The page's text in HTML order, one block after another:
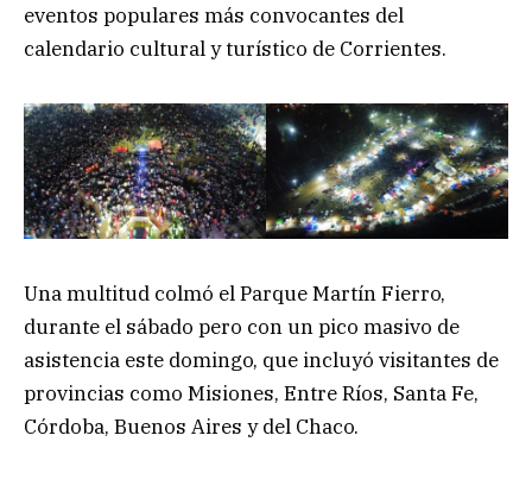
eventos populares más convocantes del
calendario cultural y turístico de Corrientes.
Una multitud colmó el Parque Martín Fierro,
durante el sábado pero con un pico masivo de
asistencia este domingo, que incluyó visitantes de
provincias como Misiones, Entre Ríos, Santa Fe,
Córdoba, Buenos Aires y del Chaco.